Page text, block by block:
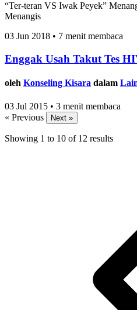
“Ter-teran VS Iwak Peyek”
Menangis
03 Jun 2018 • 7 menit membaca
Enggak Usah Takut Tes
oleh Konseling Kisara dalam
03 Jul 2015 • 3 menit membaca
« Previous
Next »
Showing 1 to 10 of 12 results